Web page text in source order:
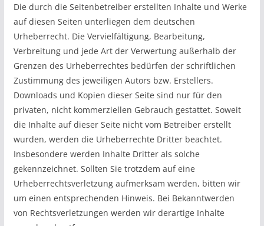
Die durch die Seitenbetreiber erstellten Inhalte und Werke
auf diesen Seiten unterliegen dem deutschen
Urheberrecht. Die Vervielfältigung, Bearbeitung,
Verbreitung und jede Art der Verwertung außerhalb der
Grenzen des Urheberrechtes bedürfen der schriftlichen
Zustimmung des jeweiligen Autors bzw. Erstellers.
Downloads und Kopien dieser Seite sind nur für den
privaten, nicht kommerziellen Gebrauch gestattet. Soweit
die Inhalte auf dieser Seite nicht vom Betreiber erstellt
wurden, werden die Urheberrechte Dritter beachtet.
Insbesondere werden Inhalte Dritter als solche
gekennzeichnet. Sollten Sie trotzdem auf eine
Urheberrechtsverletzung aufmerksam werden, bitten wir
um einen entsprechenden Hinweis. Bei Bekanntwerden
von Rechtsverletzungen werden wir derartige Inhalte